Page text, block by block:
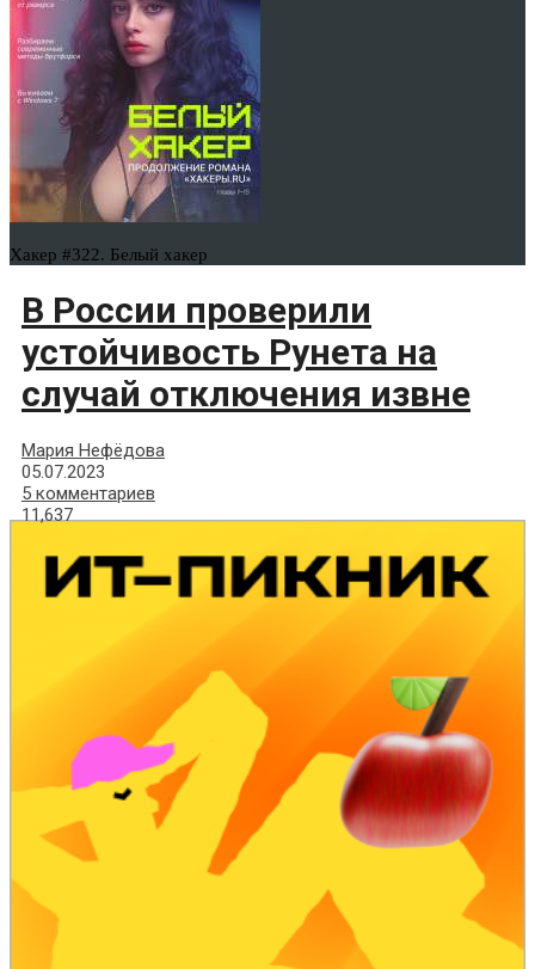
Хакер #322. Белый хакер
В России проверили
устойчивость Рунета на
случай отключения извне
Мария Нефёдова
05.07.2023
5 комментариев
11,637